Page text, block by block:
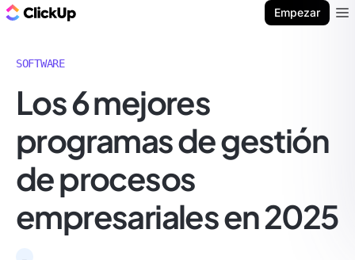
Empezar
SOFTWARE
Los 6 mejores
programas de gestión
de procesos
empresariales en 2025